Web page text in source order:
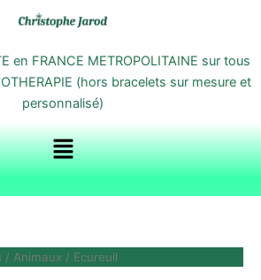
en FRANCE METROPOLITAINE sur tous
(hors bracelets sur mesure et
personnalisé)
Menu
/ Animaux / Ecureuil